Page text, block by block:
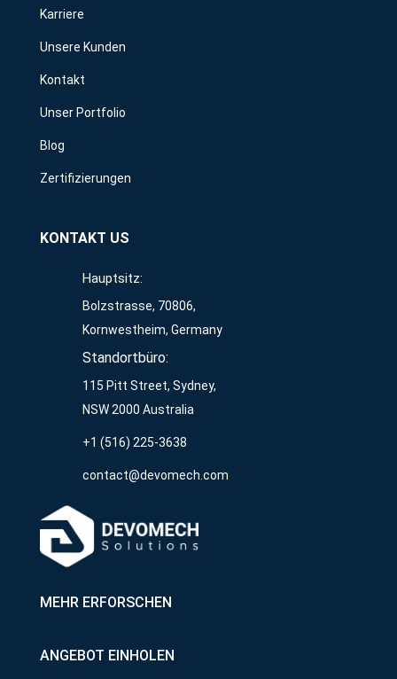
Karriere
Unsere Kunden
Kontakt
Unser Portfolio
Blog
Zertifizierungen
KONTAKT US
Hauptsitz:
Bolzstrasse, 70806,
Kornwestheim, Germany
Standortbüro:
115 Pitt Street, Sydney,
NSW 2000 Australia
+1 (516) 225-3638
contact@devomech.com
MEHR ERFORSCHEN
ANGEBOT EINHOLEN